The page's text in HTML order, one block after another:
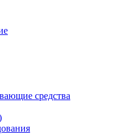
средства